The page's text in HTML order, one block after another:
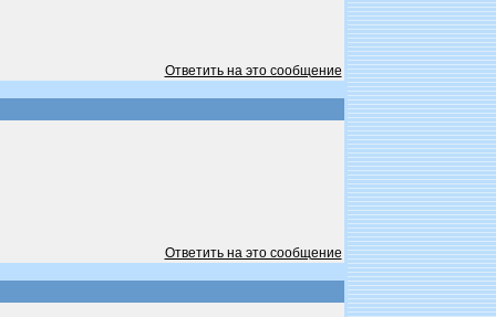
Ответить на это сообщение
Ответить на это сообщение